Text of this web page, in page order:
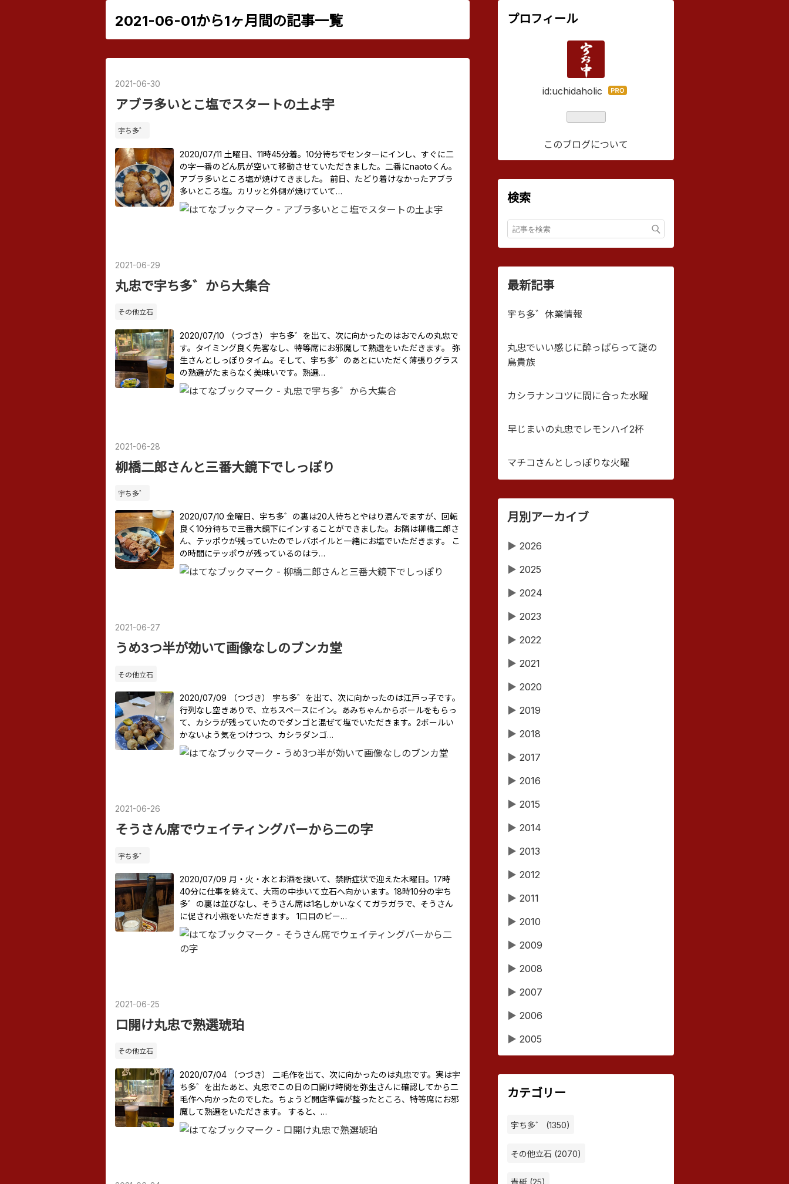
2021-06-01から1ヶ月間の記事一覧
2021-06-30
アブラ多いとこ塩でスタートの土よ宇
宇ち多゛
2020/07/11 土曜日、11時45分着。10分待ちでセンターにインし、すぐに二
の字一番のどん尻が空いて移動させていただきました。二番にnaotoくん。
アブラ多いところ塩が焼けてきました。 前日、たどり着けなかったアブラ
多いところ塩。カリッと外側が焼けていて…
2021-06-29
丸忠で宇ち多゛から大集合
その他立石
2020/07/10 （つづき） 宇ち多゛を出て、次に向かったのはおでんの丸忠で
す。タイミング良く先客なし、特等席にお邪魔して熟選をいただきます。 弥
生さんとしっぽりタイム。そして、宇ち多゛のあとにいただく薄張りグラス
の熟選がたまらなく美味いです。熟選…
2021-06-28
柳橋二郎さんと三番大鏡下でしっぽり
宇ち多゛
2020/07/10 金曜日、宇ち多゛の裏は20人待ちとやはり混んでますが、回転
良く10分待ちで三番大鏡下にインすることができました。お隣は柳橋二郎さ
ん、テッポウが残っていたのでレバボイルと一緒にお塩でいただきます。 こ
の時間にテッポウが残っているのはラ…
2021-06-27
うめ3つ半が効いて画像なしのブンカ堂
その他立石
2020/07/09 （つづき） 宇ち多゛を出て、次に向かったのは江戸っ子です。
行列なし空きありで、立ちスペースにイン。あみちゃんからボールをもらっ
て、カシラが残っていたのでダンゴと混ぜて塩でいただきます。2ボールい
かないよう気をつけつつ、カシラダンゴ…
2021-06-26
そうさん席でウェイティングバーから二の字
宇ち多゛
2020/07/09 月・火・水とお酒を抜いて、禁断症状で迎えた木曜日。17時
40分に仕事を終えて、大雨の中歩いて立石へ向かいます。18時10分の宇ち
多゛の裏は並びなし、そうさん席は1名しかいなくてガラガラで、そうさん
に促され小瓶をいただきます。 1口目のビー…
2021-06-25
口開け丸忠で熟選琥珀
その他立石
2020/07/04 （つづき） 二毛作を出て、次に向かったのは丸忠です。実は宇
ち多゛を出たあと、丸忠でこの日の口開け時間を弥生さんに確認してから二
毛作へ向かったのでした。ちょうど開店準備が整ったところ、特等席にお邪
魔して熟選をいただきます。 すると、…
プロフィール
id:uchidaholic はて
このブログについて
検索
最新記事
宇ち多゛休業情報
丸忠でいい感じに酔っぱらって謎の
鳥貴族
カシラナンコツに間に合った水曜
早じまいの丸忠でレモンハイ2杯
マチコさんとしっぽりな火曜
月別アーカイブ
▶ 2026
▶ 2025
▶ 2024
▶ 2023
▶ 2022
▶ 2021
▶ 2020
▶ 2019
▶ 2018
▶ 2017
▶ 2016
▶ 2015
▶ 2014
▶ 2013
▶ 2012
▶ 2011
▶ 2010
▶ 2009
▶ 2008
▶ 2007
▶ 2006
▶ 2005
カテゴリー
宇ち多゛ (1350)
その他立石 (2070)